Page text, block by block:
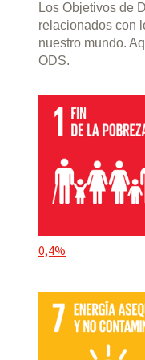
Los Objetivos de
relacionados con
nuestro mundo.
ODS.
0,4%